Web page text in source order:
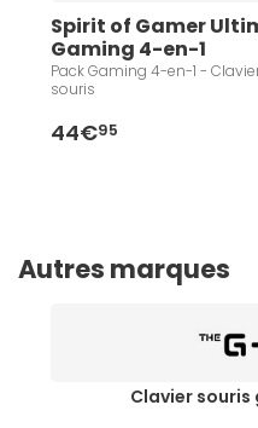
Spirit of Gamer
Gaming 4-en-1
Pack Gaming 4-en-1 -
souris
44€95
Autres marques
Clavier souris